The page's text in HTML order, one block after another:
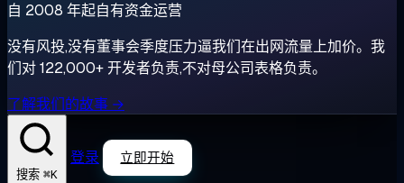
自 2008 年起自有资金运营
没有风投,没有董事会季度压力逼我们在出网流量上加价。我
们对 122,000+ 开发者负责,不对母公司表格负责。
了解我们的故事 →
搜索 ⌘K
登录 立即开始